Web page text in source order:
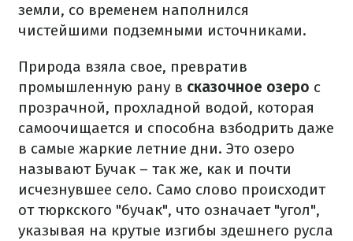
земли, со временем наполнился
чистейшими подземными источниками.
Природа взяла свое, превратив
промышленную рану в сказочное озеро с
прозрачной, прохладной водой, которая
самоочищается и способна взбодрить даже
в самые жаркие летние дни. Это озеро
называют Бучак – так же, как и почти
исчезнувшее село. Само слово происходит
от тюркского "бучак", что означает "угол",
указывая на крутые изгибы здешнего русла